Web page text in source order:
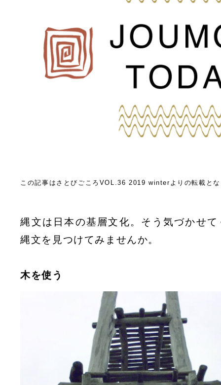
この記事はさとびごころVOL.36 2019 winterよりの転載と
縄文は日本の基層文化。そう気づかせ
縄文を見つけてみませんか。
木を使う